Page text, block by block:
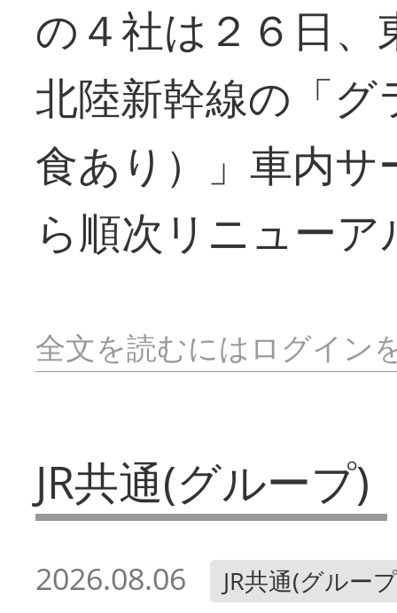
の４社は２６日
北陸新幹線の「
食あり）」車内
ら順次リニュー
全文を読むにはログイン
JR共通(グループ)
2026.08.06 JR共通(グルー